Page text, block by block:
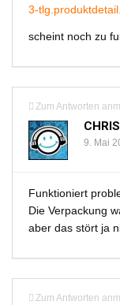
3-
scheint noch zu
Zum Antworten
9. Mai
Funktioniert
Die Verpackung
aber das stört ja
Zum Antworten